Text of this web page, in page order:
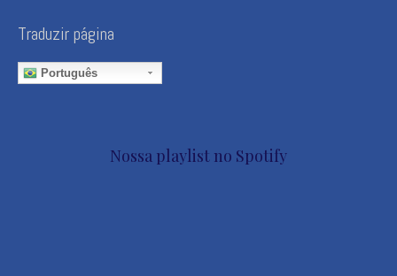
Traduzir página
Português
Nossa playlist no Spotify